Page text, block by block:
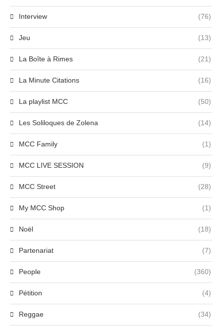
Interview (76)
Jeu (13)
La Boîte à Rimes (21)
La Minute Citations (16)
La playlist MCC (50)
Les Soliloques de Zolena (14)
MCC Family (1)
MCC LIVE SESSION (9)
MCC Street (28)
My MCC Shop (1)
Noël (18)
Partenariat (7)
People (360)
Pétition (4)
Reggae (34)